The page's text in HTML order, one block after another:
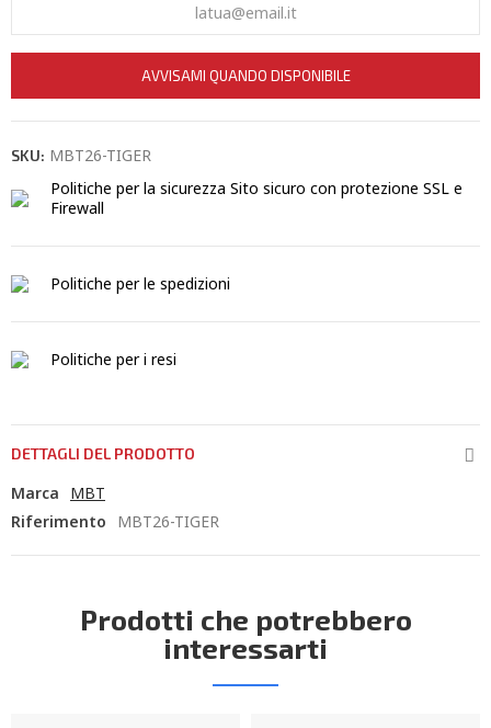
AVVISAMI QUANDO DISPONIBILE
SKU: MBT26-TIGER
Politiche per la sicurezza Sito sicuro con protezione SSL e
Firewall
Politiche per le spedizioni
Politiche per i resi
DETTAGLI DEL PRODOTTO
Marca
MBT
Riferimento
MBT26-TIGER
Prodotti che potrebbero
interessarti